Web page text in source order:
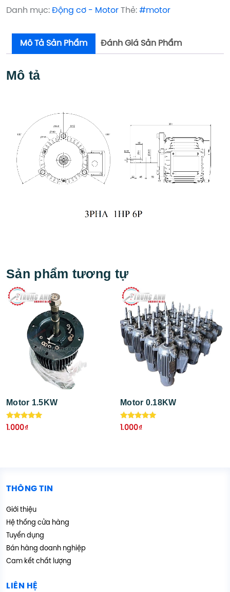
Danh mục: Động cơ - Motor Thẻ: #motor
Mô Tả Sản Phẩm Đánh Giá Sản Phẩm
Mô tả
Sản phẩm tương tự
Motor 1.5KW
Được xếp
hạng
1.000₫
Motor 0.18KW
Được xếp
hạng
1.000₫
THÔNG TIN
Giới thiệu
Hệ thống cửa hàng
Tuyển dụng
Bán hàng doanh nghiệp
Cam kết chất lượng
LIÊN HỆ